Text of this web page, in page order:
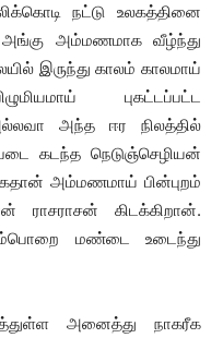
நட்டு உலகத்தினை
அம்மணமாக வீழ்ந்து
இருந்து காலம் காலமாய்
புகட்டப்பட்ட
அந்த ஈர நிலத்தில்
கடந்த நெடுஞ்செழியன்
அம்மணமாய் பின்புறம்
கிடக்கிறான்.
மண்டை உடைந்து
அனைத்து நாகரீக